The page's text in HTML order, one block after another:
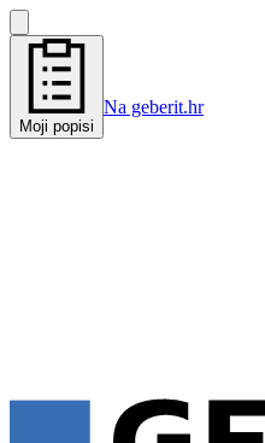
Moji popisi
Na geberit.hr